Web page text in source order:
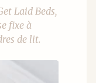
Laid Beds,
fixe à
de lit.